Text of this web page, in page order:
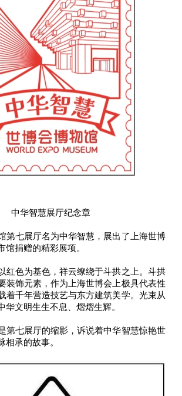
中华智慧展厅纪念章
七展厅名为中华智慧，展出了上海世博
馆捐赠的精彩展项。
色为基色，祥云缭绕于斗拱之上。斗拱
装饰元素，作为上海世博会上极具代表性
着千年营造技艺与东方建筑美学。光束从
华文明生生不息、熠熠生辉。
七展厅的缩影，诉说着中华智慧惊艳世
相承的故事。